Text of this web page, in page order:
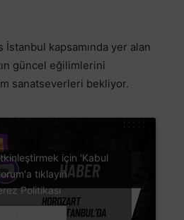
İstanbul kapsamında yer alan
güncel eğilimlerini
sanatseverleri bekliyor.
için 'Kabul
tıklayın
Politikası